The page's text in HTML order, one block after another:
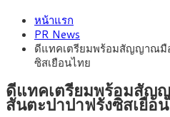
หน้า 5 ยุทธศาสตร์ รื้อโครงสร้างเ
กรกฎาคม 27, 2026
ลายการ์ตูน กรมศุลกากร เตือนผู้ปก
จากเยอรมนี
กรกฎาคม 27, 2026
2569) ซื้อขายในกรอบ 33.40-
สิงหาคม 5, 2026 ครม.ไฟเขียวหลักกา
หน้ารถไฟฟ้าสงขลา โมโนเรล
สิงหาคม 4, 2026 สธ.ชี้ รพ.รัฐแบกรับผู้
หัวเพียง 2,618 บาท เสนอทบทวนจั
จริง
หน้าแรก
PR News
ดีแทคเตรียมพร้อมสัญญาณมื
ซิสเยือนไทย
ดีแทคเตรียมพร้อมสัญ
สันตะปาปาฟรังซิสเยือ